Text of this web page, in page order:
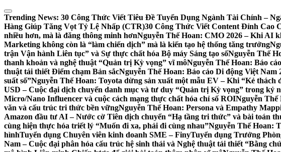
Trending News: 30 Công Thức Viết Tiêu Đề Tuyển Dụng Ngành Tài Chính –
Hàng Giúp Tăng Vọt Tỷ Lệ Nhấp (CTR)30 Công Thức Viết Content Đỉnh Cao
nhiều hơn, mà là đăng thông minh hơnNguyễn Thế Hoan: CMO 2026 – Khi AI
Marketing không còn là “làm chiến dịch” mà là kiến tạo hệ thống tăng trưởng
trận Vận hành Liên tục” và Sự thực chất hóa Bộ máy Sáng tạo sốNguyễn Thế
thanh khoản và nghệ thuật “Quản trị Kỳ vọng” vĩ môNguyễn Thế Hoan: Báo
thuật tái thiết Điểm chạm Bản sắcNguyễn Thế Hoan: Báo cáo Di động Việt
suất số”Nguyễn Thế Hoan: Toyota dừng sản xuất một mẫu EV – Khi “Kẻ
USD – Cuộc đại dịch chuyển danh mục và tư duy “Quản trị Kỳ vọng” trong kỷ
Micro/Nano Influencer và cuộc cách mạng thực chất hóa chỉ số ROINguyễn Thế
văn và cấu trúc tri thức bền vữngNguyễn Thế Hoan: Persona và Empathy
Amazon đầu tư AI – Nước cờ Tiên dịch chuyển “Hạ tầng tri thức” và bài toán
cùng hiện thực hóa triết lý “Muốn đi xa, phải đi cùng nhau”Nguyễn Thế Hoan:
hìnhTuyển dụng Chuyên viên kinh doanh SME – FinyTuyển dụng Trưởng
Nam – Cuộc đại phân hóa cấu trúc hệ sinh thái và Nghệ thuật tái thiết “Bằng